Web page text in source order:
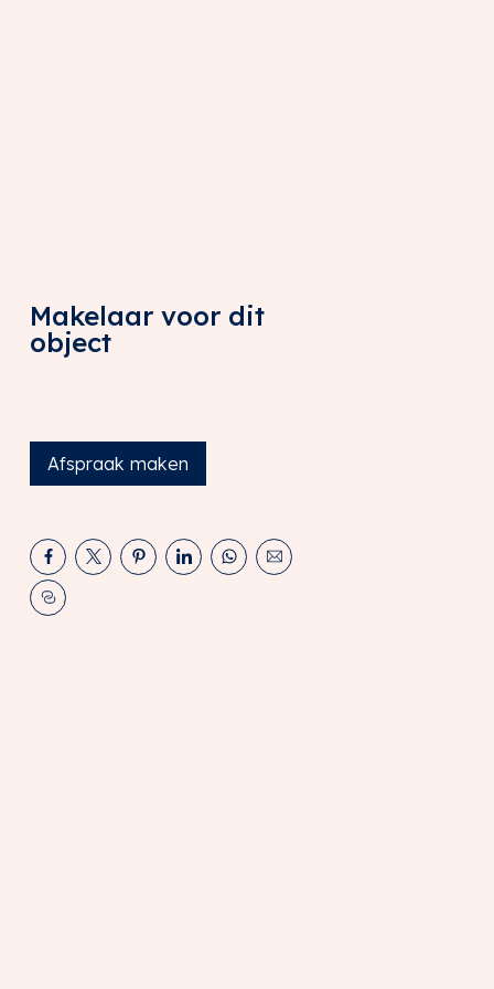
Makelaar voor dit
object
Afspraak maken